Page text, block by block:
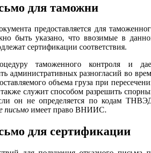
для таможни
предоставляется для
быть указано, что ввозимые в
сертификации соответствия.
таможенного контроля и
административных разногласий во
объема груза при
служит способом разрешить
он не определяется по кодам
письмо имеет право ВНИИС.
для сертификации